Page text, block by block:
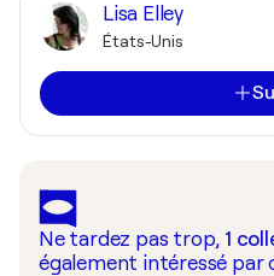
Lisa Elley
États-Unis
Ne tardez pas trop, 1
également intéressé par